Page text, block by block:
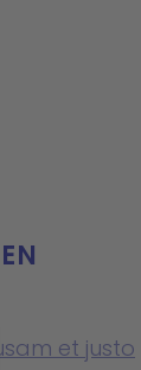
et justo